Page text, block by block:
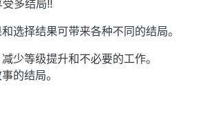
多结局!!
选择结果可带来各种不同的结局。
少等级提升和不必要的工作。
的结局。